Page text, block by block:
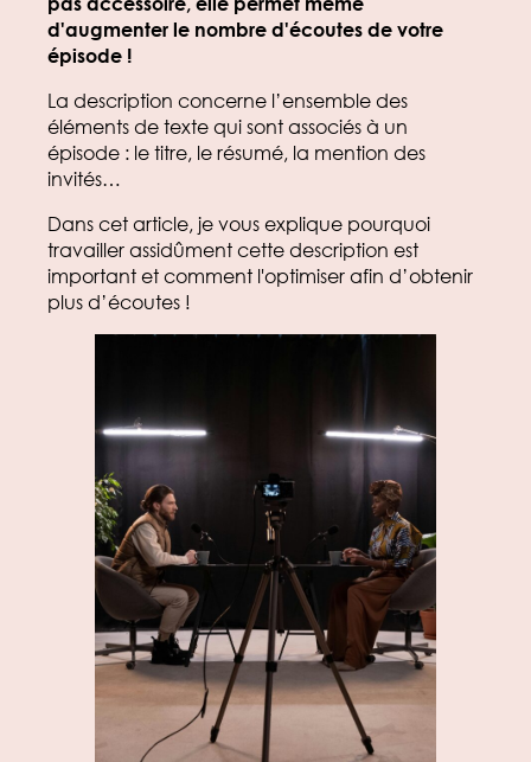
d'augmenter le nombre d'écoutes de votre
épisode !
La description concerne l’ensemble des
éléments de texte qui sont associés à un
épisode : le titre, le résumé, la mention des
invités…
Dans cet article, je vous explique pourquoi
travailler assidûment cette description est
important et comment l'optimiser afin d’obtenir
plus d’écoutes !